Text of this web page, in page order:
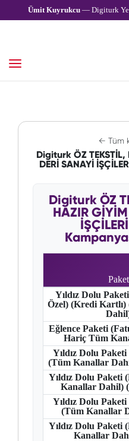
Ümit Kuyrukcu— Digiturk
← Tüm
Digiturk ÖZ TEKSTİL,
DERİ SANAYİ
Digiturk ÖZ
HAZIR
Paket
Yıldız Dolu
Özel) (Kredi
Eğlence Paketi
Hariç Tüm
Yıldız Dolu
(Tüm Kanallar
Yıldız Dolu Paketi
Kanallar Dahil)
Yıldız Dolu
(Tüm Kanallar
Yıldız Dolu Paketi
Kanallar